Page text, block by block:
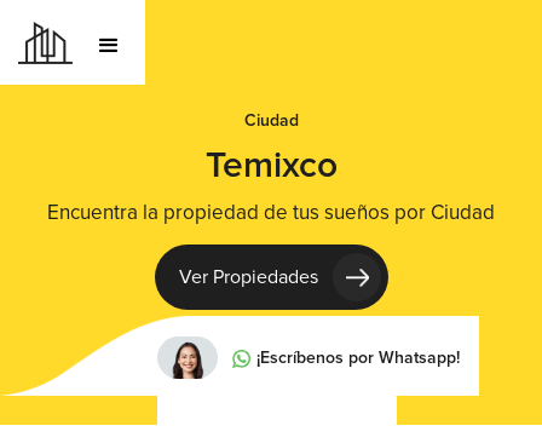
Ciudad
Temixco
Encuentra la propiedad de tus sueños por Ciudad
Ver Propiedades
¡Escríbenos por Whatsapp!